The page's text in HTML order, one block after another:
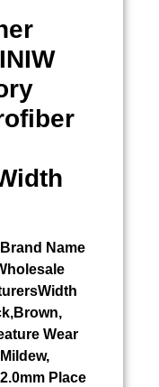
Name
Wear
Place